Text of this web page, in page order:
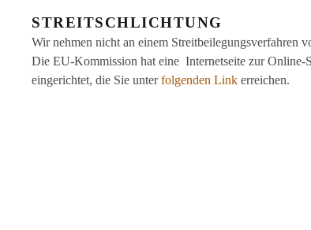
STREITSCHLICHTUNG
Wir nehmen nicht an einem Streitbeilegungsverfahren
Die EU-Kommission hat eine Internetseite zur Online-
eingerichtet, die Sie unterfolgenden Link erreichen.